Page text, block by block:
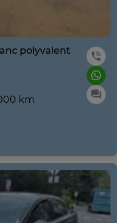
polyvalent
km